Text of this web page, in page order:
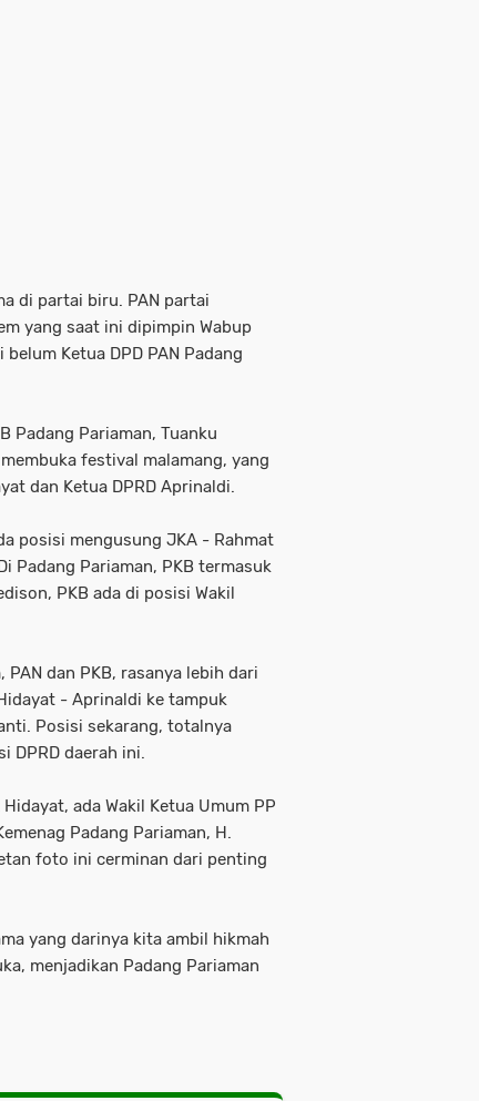
di partai biru. PAN partai
yang saat ini dipimpin Wabup
Ketua DPD PAN Padang
Padang Pariaman, Tuanku
festival malamang, yang
dan Ketua DPRD Aprinaldi.
posisi mengusung JKA - Rahmat
Padang Pariaman, PKB termasuk
PKB ada di posisi Wakil
dan PKB, rasanya lebih dari
- Aprinaldi ke tampuk
Posisi sekarang, totalnya
DPRD daerah ini.
ada Wakil Ketua Umum PP
Padang Pariaman, H.
foto ini cerminan dari penting
yang darinya kita ambil hikmah
menjadikan Padang Pariaman